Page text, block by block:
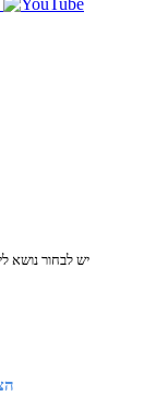
*יש לבחור נושא